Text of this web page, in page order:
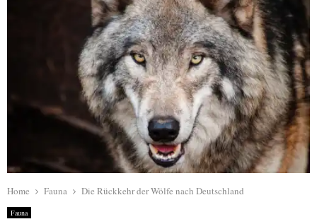
Home Fauna Die Rückkehr der Wölfe nach Deutschland
Fauna